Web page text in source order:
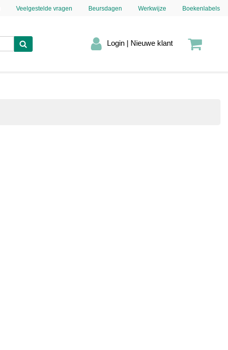
Veelgestelde vragen Beursdagen Werkwijze Boekenlabels
Login | Nieuwe klant